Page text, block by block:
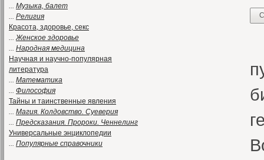
... Музыка, балет
... Религия
Красота, здоровье, секс
...Женское здоровье
... Народная медицина
Научная и научно-популярная
литература
... Математика
... Философия
Тайны и таинственные явления
... Магия. Колдовство. Суеверия
... Предсказания. Пророки. Ченнелинг
Универсальные энциклопедии
... Популярные справочники